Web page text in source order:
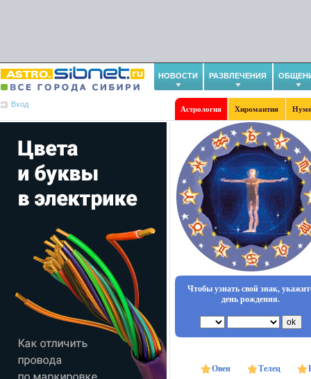
НОВОСТИ РАЗВЛЕЧЕНИЯ
Вход
Астрология Хиромантия
Чтобы узнать свой знак,
день рождения.
Овен Телец